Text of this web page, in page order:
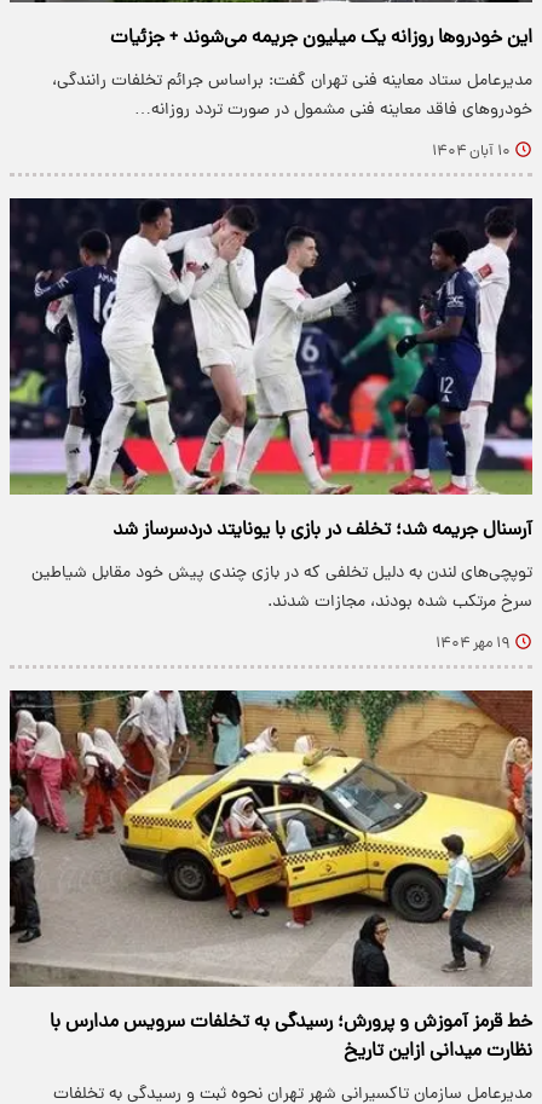
این خودروها روزانه یک میلیون جریمه می‌شوند + جزئیات
مدیرعامل ستاد معاینه فنی تهران گفت: براساس جرائم تخلفات رانندگی،
خودروهای فاقد معاینه فنی مشمول در صورت تردد روزانه…
۱۰ آبان ۱۴۰۴
آرسنال جریمه شد؛ تخلف در بازی با یونایتد دردسرساز شد
توپچی‌های لندن به دلیل تخلفی که در بازی چندی پیش خود مقابل شیاطین
سرخ مرتکب شده بودند، مجازات شدند.
۱۹ مهر ۱۴۰۴
خط قرمز آموزش و پرورش؛ رسیدگی به تخلفات سرویس مدارس با
نظارت میدانی ازاین تاریخ
مدیرعامل سازمان تاکسیرانی شهر تهران نحوه ثبت و رسیدگی به تخلفات